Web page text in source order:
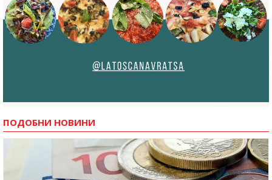
ПОДОБНИ НОВИНИ